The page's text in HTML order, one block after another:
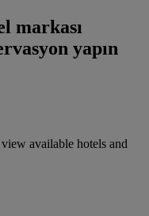
markası
yapın
available hotels and